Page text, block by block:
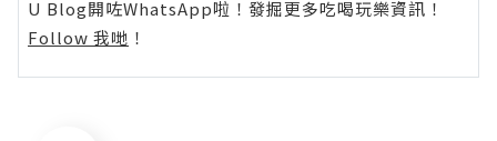
U Blog開咗WhatsApp啦！發掘更多吃喝玩樂資訊！
Follow 我哋 ！